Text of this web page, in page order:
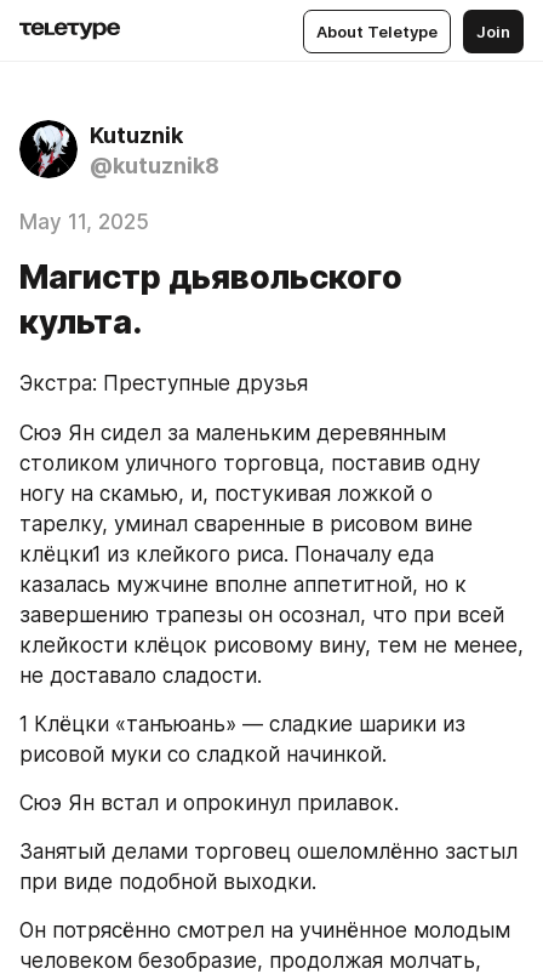
About Teletype Join
Kutuznik
@kutuznik8
May 11, 2025
Магистр дьявольского
культа.
Экстра: Преступные друзья
Сюэ Ян сидел за маленьким деревянным
столиком уличного торговца, поставив одну
ногу на скамью, и, постукивая ложкой о
тарелку, уминал сваренные в рисовом вине
клёцки1 из клейкого риса. Поначалу еда
казалась мужчине вполне аппетитной, но к
завершению трапезы он осознал, что при всей
клейкости клёцок рисовому вину, тем не менее,
не доставало сладости.
1 Клёцки «танъюань» — сладкие шарики из
рисовой муки со сладкой начинкой.
Сюэ Ян встал и опрокинул прилавок.
Занятый делами торговец ошеломлённо застыл
при виде подобной выходки.
Он потрясённо смотрел на учинённое молодым
человеком безобразие, продолжая молчать,